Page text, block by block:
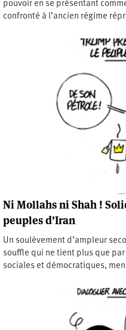
pouvoir en se présentant
confronté à l’ancien régime
Ni Mollahs ni Shah !
peuples d’Iran
Un soulèvement d’ampleur
souffle qui ne tient plus que
sociales et démocratiques,